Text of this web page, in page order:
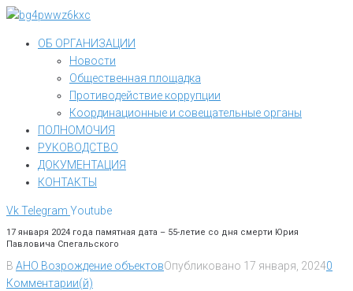
Перейти
контентуОБ ОРГАНИЗАЦИИ
Новости
Общественная площадка
Противодействие коррупции
Координационные и совещательные органы
ПОЛНОМОЧИЯ
РУКОВОДСТВО
ДОКУМЕНТАЦИЯ
КОНТАКТЫ
VkTelegram Youtube
17 января 2024 года памятная дата – 55-летие со дня смерти Юрия
Павловича Спегальского
В АНО Возрождение объектовОпубликовано 17 января, 20240
Комментарии(й)